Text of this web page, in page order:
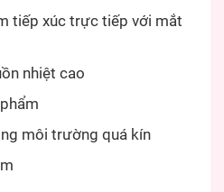
tiếp xúc trực tiếp với mắt
nhiệt cao
môi trường quá kín